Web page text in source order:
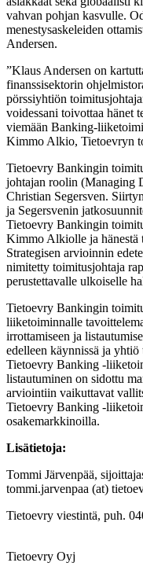
vahvan pohjan kasvulle.
menestysaskeleiden
Andersen.
”Klaus Andersen on
finanssisektorin
pörssiyhtiön
voidessani toivottaa hänet
viemään Banking-
Kimmo Alkio, Tietoevryn
Tietoevry Bankingin
johtajan roolin (Managing
Christian Segersven.
ja Segersvenin
Tietoevry Bankingin
Kimmo Alkiolle ja hänestä
Strategisen arvioinnin
nimitetty toimitusjohtaja
perustettavalle ulkoiselle
Tietoevry Bankingin
liiketoiminnalle
irrottamiseen ja
edelleen käynnissä ja yhtiö
Tietoevry Banking -
listautuminen on sidottu
arviointiin vaikuttavat
Tietoevry Banking -
osakemarkkinoilla.
Lisätietoja:
Tommi Järvenpää,
tommi.jarvenpaa (at)
Tietoevry viestintä, puh.
Tietoevry Oyj